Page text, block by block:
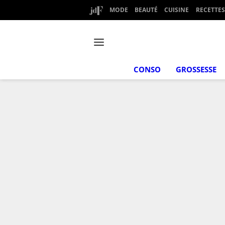
MODE BEAUTÉ CUISINE RECETTES
CONSO GROSSESSE